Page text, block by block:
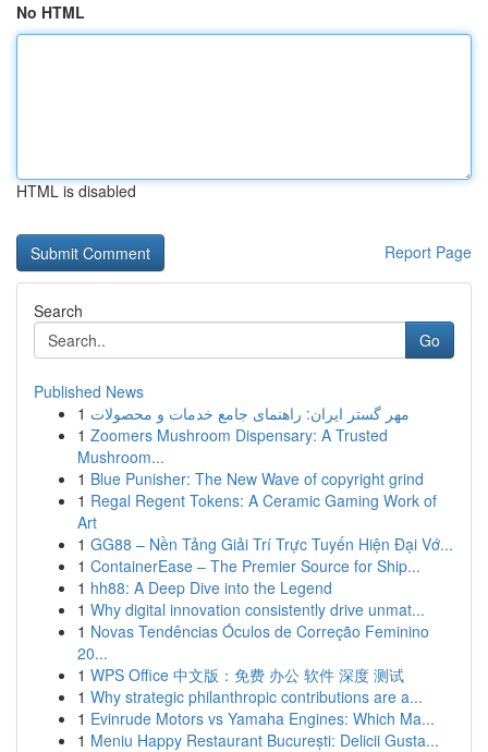
No HTML
HTML is disabled
Report Page
Search
Go
Published News
1 مهر گستر ایران: راهنمای جامع خدمات و محصولات
1 Zoomers Mushroom Dispensary: A Trusted
Mushroom...
1 Blue Punisher: The New Wave of copyright grind
1 Regal Regent Tokens: A Ceramic Gaming Work of
Art
1 GG88 – Nền Tảng Giải Trí Trực Tuyến Hiện Đại Vớ...
1 ContainerEase – The Premier Source for Ship...
1 hh88: A Deep Dive into the Legend
1 Why digital innovation consistently drive unmat...
1 Novas Tendências Óculos de Correção Feminino
20...
1 WPS Office 中文版：免费 办公 软件 深度 测试
1 Why strategic philanthropic contributions are a...
1 Evinrude Motors vs Yamaha Engines: Which Ma...
1 Meniu Happy Restaurant București: Delicii Gusta...